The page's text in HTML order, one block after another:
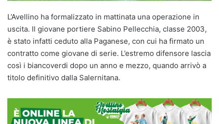
L’Avellino ha formalizzato in mattinata una operazione in
uscita. Il giovane portiere Sabino Pellecchia, classe 2003,
è stato infatti ceduto alla Paganese, con cui ha firmato un
contratto come giovane di serie. L’estremo difensore lascia
così i biancoverdi dopo un anno e mezzo, quando arrivò a
titolo definitivo dalla Salernitana.